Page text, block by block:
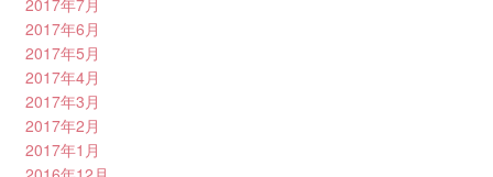
2017年7月
2017年6月
2017年5月
2017年4月
2017年3月
2017年2月
2017年1月